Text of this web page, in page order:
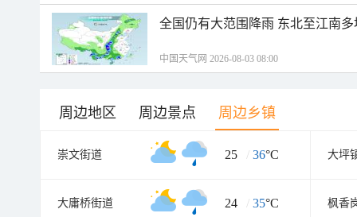
全国仍有大范围降雨 东北至江南
中国天气网 2026-08-03 08:00
周边地区 周边景点 周边乡镇
崇文街道 25 / 36°C 大坪
大庸桥街道 24 / 35°C 枫香